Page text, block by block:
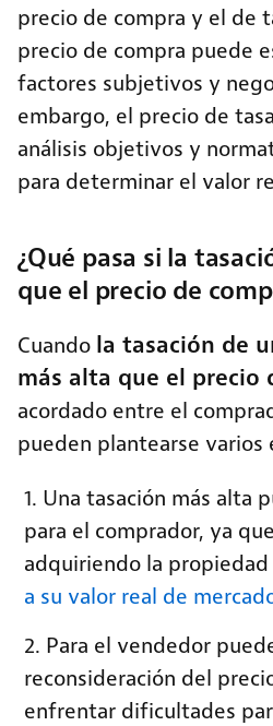
precio de compra y el de
precio de compra puede
factores subjetivos y
embargo, el precio de
análisis objetivos y
para determinar el valor
¿Qué pasa si la
que el precio de
Cuando la tasación de
más alta que el precio
acordado entre el
pueden plantearse varios
Una tasación más alta
para el comprador, ya
adquiriendo la
a su valor real de
Para el vendedor
reconsideración del
enfrentar dificultades